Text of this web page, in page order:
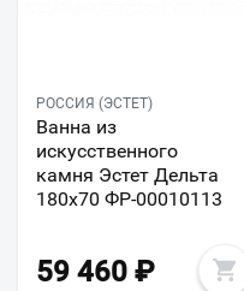
РОССИЯ (ЭСТЕТ)
Ванна из
искусственного
камня Эстет Дельта
180х70 ФР-00010113
59 460 ₽